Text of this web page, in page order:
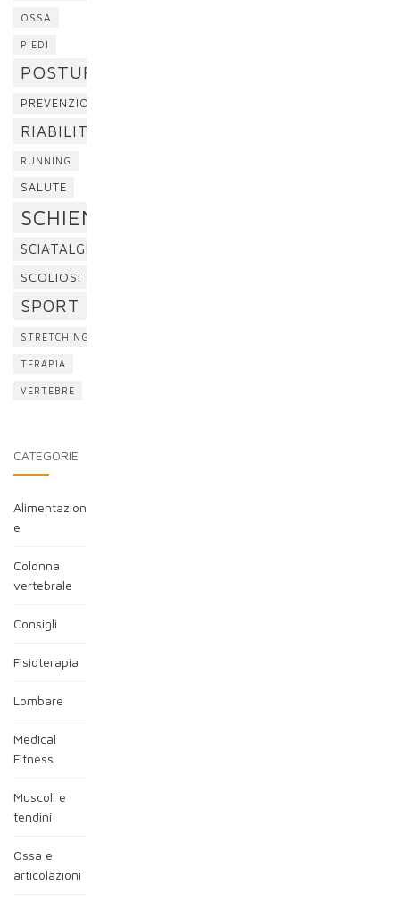
OSSA
PIEDI
POSTURA
PREVENZIONE
RIABILITAZIONE
RUNNING
SALUTE
SCHIENA
SCIATALGIA
SCOLIOSI
SPORT
STRETCHING
TERAPIA
VERTEBRE
CATEGORIE
Alimentazion
e
Colonna
vertebrale
Consigli
Fisioterapia
Lombare
Medical
Fitness
Muscoli e
tendini
Ossa e
articolazioni